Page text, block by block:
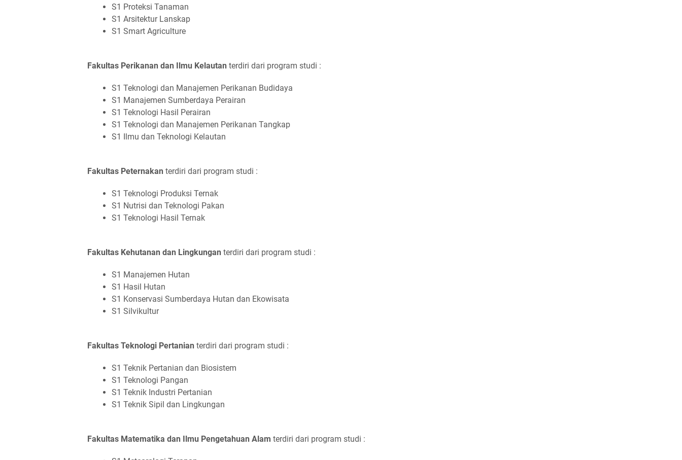
S1 Proteksi Tanaman
S1 Arsitektur Lanskap
S1 Smart Agriculture
Fakultas Perikanan dan Ilmu Kelautan terdiri dari program studi :
S1 Teknologi dan Manajemen Perikanan Budidaya
S1 Manajemen Sumberdaya Perairan
S1 Teknologi Hasil Perairan
S1 Teknologi dan Manajemen Perikanan Tangkap
S1 Ilmu dan Teknologi Kelautan
Fakultas Peternakan terdiri dari program studi :
S1 Teknologi Produksi Ternak
S1 Nutrisi dan Teknologi Pakan
S1 Teknologi Hasil Ternak
Fakultas Kehutanan dan Lingkungan terdiri dari program studi :
S1 Manajemen Hutan
S1 Hasil Hutan
S1 Konservasi Sumberdaya Hutan dan Ekowisata
S1 Silvikultur
Fakultas Teknologi Pertanian terdiri dari program studi :
S1 Teknik Pertanian dan Biosistem
S1 Teknologi Pangan
S1 Teknik Industri Pertanian
S1 Teknik Sipil dan Lingkungan
Fakultas Matematika dan Ilmu Pengetahuan Alam terdiri dari program studi :